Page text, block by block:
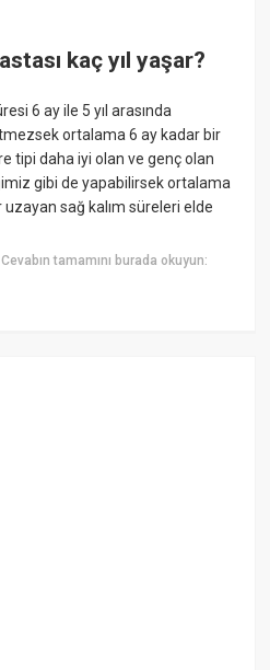
kaç yıl yaşar?
6 ay ile 5 yıl arasında
ortalama 6 ay kadar bir
tipi daha iyi olan ve genç olan
gibi de yapabilirsek ortalama
sağ kalım süreleri elde
Cevabın tamamını burada okuyun: